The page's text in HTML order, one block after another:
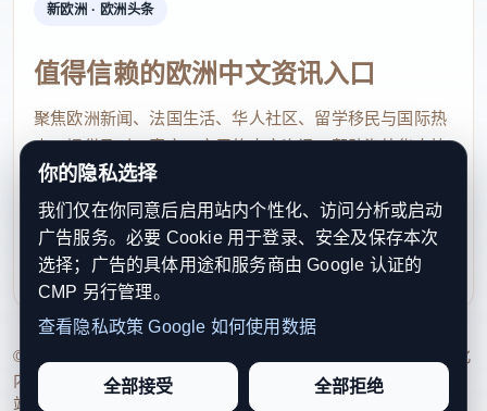
新欧洲 · 欧洲头条
值得信赖的欧洲中文资讯入口
聚焦欧洲新闻、法国生活、华人社区、留学移民与国际热
点，提供及时、真实、实用的中文资讯，帮助海外华人快
速了解欧洲动态。
contact@xinouzhou.com
服务支持、版权与合作：工作日优先处理站务、投稿与权
利通知
© 2026 新欧洲·欧洲头条. All Rights Reserved. 本网站持续优化
内容透明度、联系方式与用户权利说明，以提升品牌信任感和
站点完整度。
你的隐私选择
我们仅在你同意后启用站内个性化、访问分析或启动
广告服务。必要 Cookie 用于登录、安全及保存本次
选择；广告的具体用途和服务商由 Google 认证的
CMP 另行管理。
查看隐私政策 Google 如何使用数据
全部接受 全部拒绝